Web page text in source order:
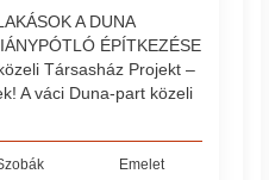
A DUNA
ÉPÍTKEZÉSE
Társasház Projekt –
A váci Duna-part közeli
Emelet